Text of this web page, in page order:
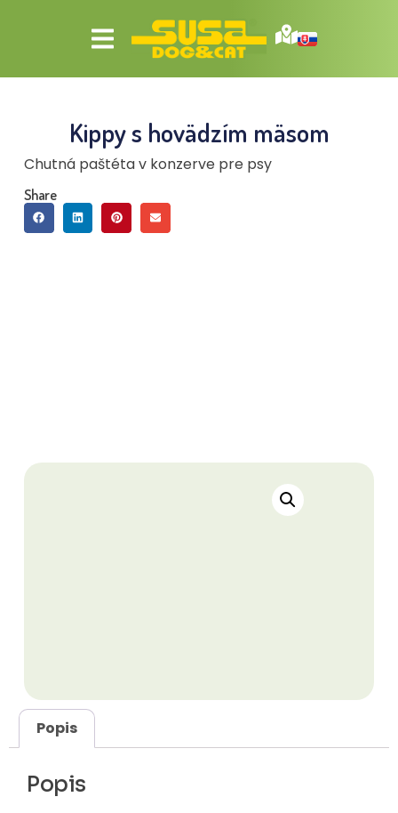
Kippy s hovädzím mäsom
Chutná paštéta v konzerve pre psy
Share
Popis
Popis